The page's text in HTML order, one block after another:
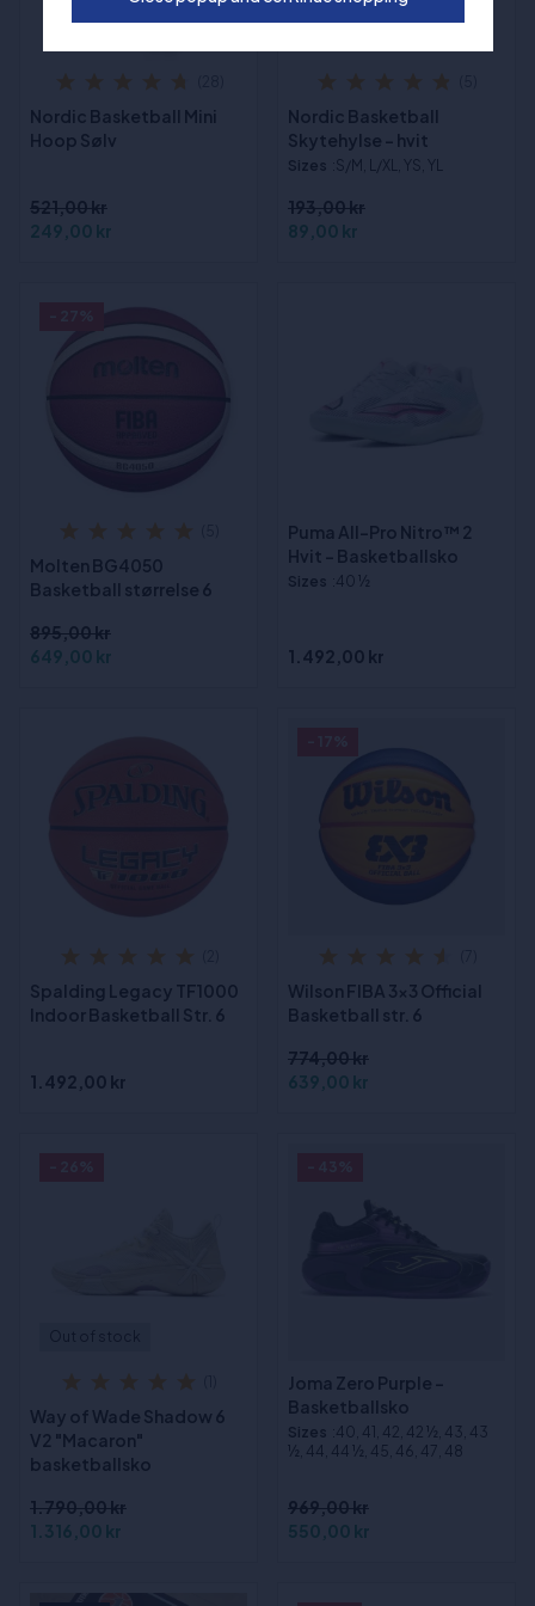
Nordic Basketball Mini
Hoop Sølv
521,00 kr
249,00 kr
Nordic Basketball
Skytehylse - hvit
Sizes :S/M, L/XL, YS, YL
193,00 kr
89,00 kr
Molten BG4050
Basketball størrelse 6
895,00 kr
649,00 kr
Puma All-Pro Nitro™ 2
Hvit - Basketballsko
Sizes :40 ½
1.492,00 kr
Spalding Legacy TF1000
Indoor Basketball Str. 6
1.492,00 kr
Wilson FIBA 3x3 Official
Basketball str. 6
774,00 kr
639,00 kr
Way of Wade Shadow 6
V2 "Macaron"
basketballsko
1.790,00 kr
1.316,00 kr
Joma Zero Purple -
Basketballsko
Sizes :40, 41, 42, 42 ½, 43, 43
½, 44, 44 ½, 45, 46, 47, 48
969,00 kr
550,00 kr